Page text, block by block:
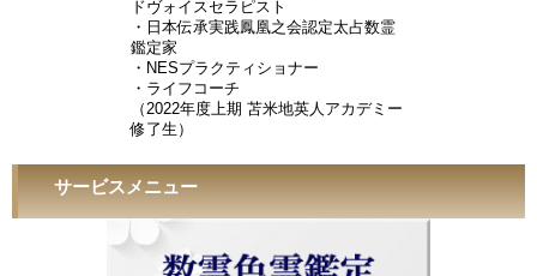
ドヴォイスセラピスト
・日本伝承実践鳳凰之会認定太占数霊
鑑定家
・NESプラクティショナー
・ライフコーチ
（2022年度上期 苫米地英人アカデミー
修了生）
サービスメニュー